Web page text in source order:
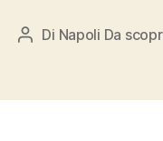
Autore
Di Napoli Da